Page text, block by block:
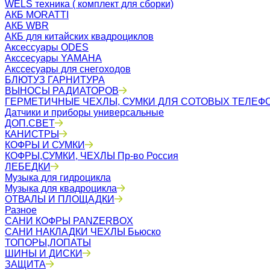
WELS техника ( комплект для сборки)
АКБ MORATTI
АКБ WBR
АКБ для китайских квадроциклов
Аксессуары ODES
Акссесуары YAMAHA
Акссесуары для снегоходов
БЛЮТУЗ ГАРНИТУРА
ВЫНОСЫ РАДИАТОРОВ
ГЕРМЕТИЧНЫЕ ЧЕХЛЫ, СУМКИ ДЛЯ СОТОВЫХ
Датчики и приборы универсальные
ДОП.СВЕТ
КАНИСТРЫ
КОФРЫ И СУМКИ
КОФРЫ,СУМКИ, ЧЕХЛЫ Пр-во Россия
ЛЕБЕДКИ
Музыка для гидроцикла
Музыка для квадроцикла
ОТВАЛЫ И ПЛОЩАДКИ
Разное
САНИ КОФРЫ PANZERBOX
САНИ НАКЛАДКИ ЧЕХЛЫ Бьюско
ТОПОРЫ,ЛОПАТЫ
ШИНЫ И ДИСКИ
ЗАЩИТА